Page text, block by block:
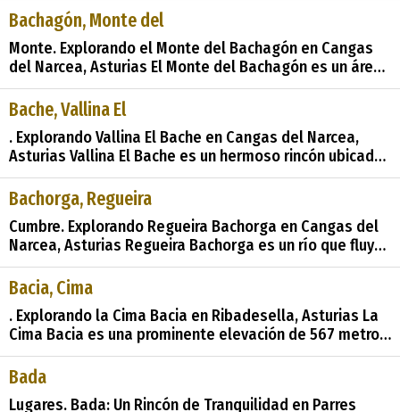
punto de referencia ubicado en la Sierra del Sueve, en
el norte de los concejos de Parres y Colunga, Asturias.
Este pico, con su
Bachagón, Monte del
Monte. Explorando el Monte del Bachagón en Cangas
del Narcea, Asturias El Monte del Bachagón es un área
natural de aproximadamente 50 hectáreas de
extensión, ubicada en la pintoresca parroquia de
Tebongo, en el concejo de Cangas del Narcea, Asturias.
Este entorno natural ofrece una
Bache, Vallina El
. Explorando Vallina El Bache en Cangas del Narcea,
Asturias Vallina El Bache es un hermoso rincón ubicado
en el concejo de Cangas del Narcea, en la región de
Asturias, España. Este enclave rural es un testimonio
de la belleza y la riqueza natural que caracterizan a
esta parte de Asturi
Bachorga, Regueira
Cumbre. Explorando Regueira Bachorga en Cangas del
Narcea, Asturias Regueira Bachorga es un río que fluye
en la región de Asturias, específicamente en el concejo
de Cangas del Narcea. Este río, con poco más de 3
kilómetros de longitud, es una joya natural que ofrece
un entorno
Bacia, Cima
. Explorando la Cima Bacia en Ribadesella, Asturias La
Cima Bacia es una prominente elevación de 567 metros
de altitud ubicada en el concejo de Ribadesella, en la
región de Asturias, España. Este entorno natural ofrece
una mezcla de belleza escénica, biodiversidad y una
Bada
Lugares. Bada: Un Rincón de Tranquilidad en Parres